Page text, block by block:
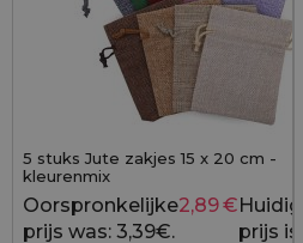
5 stuks Jute zakjes 15 x 20 cm -
kleurenmix
Oorspronkelijke
prijs was: 3,39€.
2,89€
prijs is: